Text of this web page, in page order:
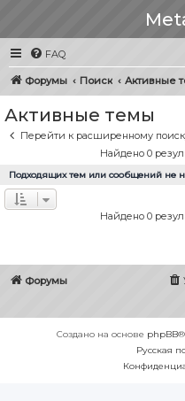
FAQ
Форумы Поиск Активные
Активные темы
Перейти к расширенному
Найдено 0
Подходящих тем или сообщений не
Найдено 0
Форумы
Создано на основе phpBB
Русская